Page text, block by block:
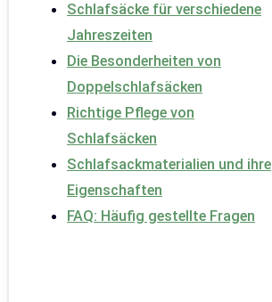
Schlafsäcke für verschiedene
Jahreszeiten
Die Besonderheiten von
Doppelschlafsäcken
Richtige Pflege von
Schlafsäcken
Schlafsackmaterialien und ihre
Eigenschaften
FAQ: Häufig gestellte Fragen